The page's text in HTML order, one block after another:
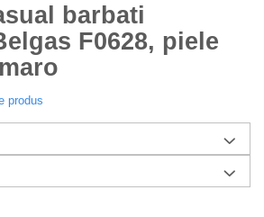
barbati
F0628, piele
produs